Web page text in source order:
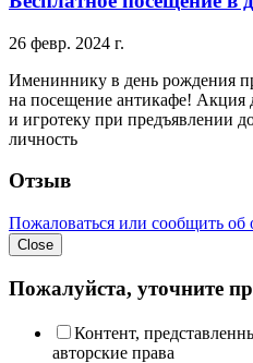
26 февр. 2024 г.
Имениннику в день рождения
на посещение антикафе! Акция
и игротеку при предъявлении
личность
Отзыв
Пожаловаться или сообщить об
Close
Пожалуйста, уточните
Контент,
авторские права